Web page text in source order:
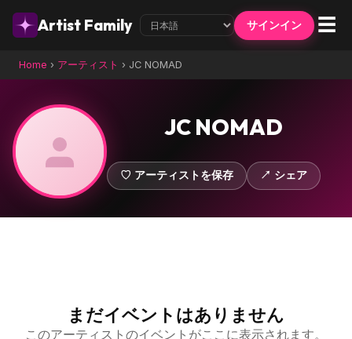
Artist Family サインイン ☰
Home › アーティスト › JC NOMAD
JC NOMAD
♡ アーティストを保存 ↗ シェア
まだイベントはありません
このアーティストのイベントがここに表示されます。